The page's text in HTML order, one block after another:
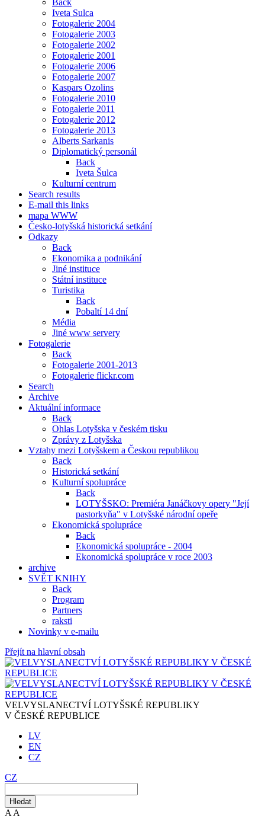
Back
Iveta Sulca
Fotogalerie 2004
Fotogalerie 2003
Fotogalerie 2002
Fotogalerie 2001
Fotogalerie 2006
Fotogalerie 2007
Kaspars Ozolins
Fotogalerie 2010
Fotogalerie 2011
Fotogalerie 2012
Fotogalerie 2013
Alberts Sarkanis
Diplomatický personál
Back
Iveta Šulca
Kulturní centrum
Search results
E-mail this links
mapa WWW
Česko-lotyšská historická setkání
Odkazy
Back
Ekonomika a podnikání
Jiné instituce
Státní instituce
Turistika
Back
Pobaltí 14 dní
Média
Jiné www servery
Fotogalerie
Back
Fotogalerie 2001-2013
Fotogalerie flickr.com
Search
Archive
Aktuální informace
Back
Ohlas Lotyšska v českém tisku
Zprávy z Lotyšska
Vztahy mezi Lotyšskem a Českou republikou
Back
Historická setkání
Kulturní spolupráce
Back
LOTYŠSKO: Premiéra Janáčkovy opery "Její
pastorkyňa" v Lotyšské národní opeře
Ekonomická spolupráce
Back
Ekonomická spolupráce - 2004
Ekonomická spolupráce v roce 2003
archive
SVĚT KNIHY
Back
Program
Partners
raksti
Novinky v e-mailu
Přejít na hlavní obsah
VELVYSLANECTVÍ LOTYŠSKÉ REPUBLIKY
V ČESKÉ REPUBLICE
LV
EN
CZ
CZ
Hledat
A A